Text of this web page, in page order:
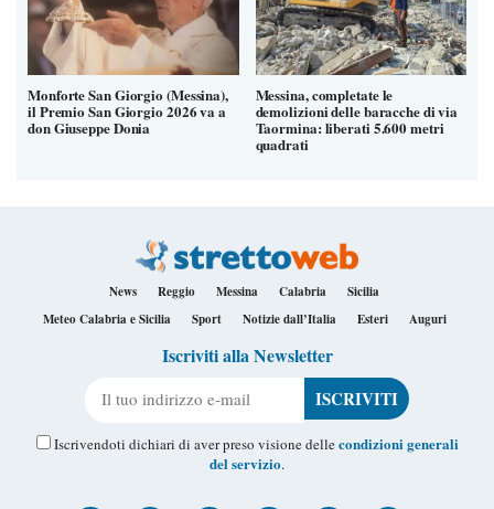
Monforte San Giorgio (Messina),
il Premio San Giorgio 2026 va a
don Giuseppe Donia
Messina, completate le
demolizioni delle baracche di via
Taormina: liberati 5.600 metri
quadrati
News Reggio Messina Calabria
Sicilia
Meteo Calabria e Sicilia
Sport Notizie dall’Italia Esteri Auguri
Iscriviti alla Newsletter
Iscrivendoti dichiari di aver preso visione dellecondizioni generali
del servizio.